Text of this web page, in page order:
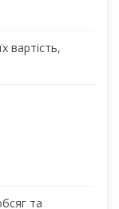
вартість,
та